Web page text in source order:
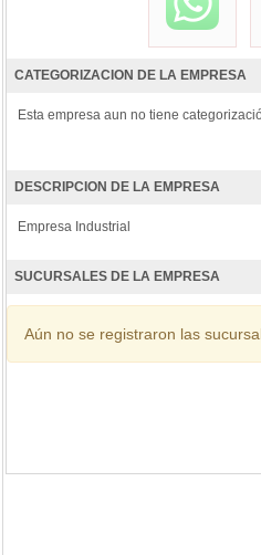
CATEGORIZACION DE LA EMPRESA
Esta empresa aun no tiene
DESCRIPCION DE LA EMPRESA
Empresa Industrial
SUCURSALES DE LA EMPRESA
Aún no se registraron las